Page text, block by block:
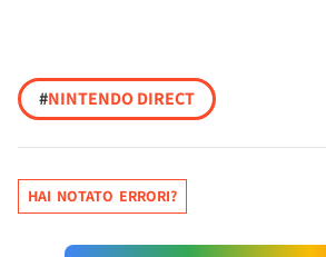
#NINTENDO DIRECT
HAI NOTATO ERRORI?